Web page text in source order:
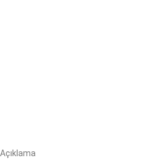
Açıklama